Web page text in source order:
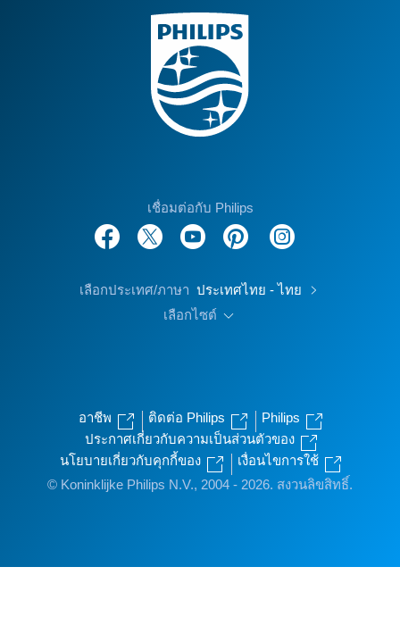
เชื่อมต่อกับ Philips
เลือกประเทศ/ภาษา ประเทศไทย - ไทย
เลือกไซต์
อาชีพ ติดต่อ Philips
Philips
ประกาศเกี่ยวกับความเป็นส่วนตัวของ
นโยบายเกี่ยวกับคุกกี้ของ
เงื่อนไขการใช้
© Koninklijke Philips N.V., 2004 - 2026. สงวนลิขสิทธิ์.